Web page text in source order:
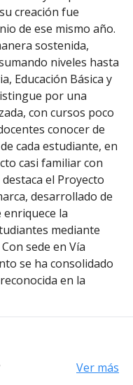
creación fue
de ese mismo año.
sostenida,
niveles hasta
Educación Básica y
por una
con cursos poco
conocer de
cada estudiante, en
casi familiar con
el Proyecto
desarrollado de
la
mediante
sede en Vía
se ha consolidado
en la
Ver más